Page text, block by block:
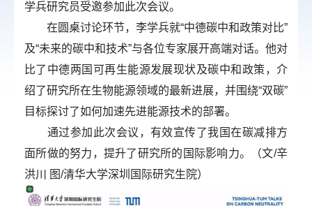
学兵研究员受邀参加此次会议。
在圆桌讨论环节，李学兵就“中德碳中和政策对比”
及“未来的碳中和技术”与各位专家展开高端对话。他对
比了中德两国可再生能源发展现状及碳中和政策，介
绍了研究所在生物能源领域的最新进展，并围绕“双碳”
目标探讨了如何加速先进能源技术的部署。
通过参加此次会议，有效宣传了我国在碳减排方
面所做的努力，提升了研究所的国际影响力。（文/辛
洪川 图/清华大学深圳国际研究生院）